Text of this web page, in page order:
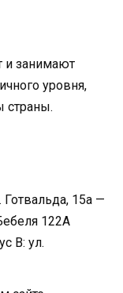
и занимают
уровня,
страны.
Готвальда, 15а —
122А
В: ул.